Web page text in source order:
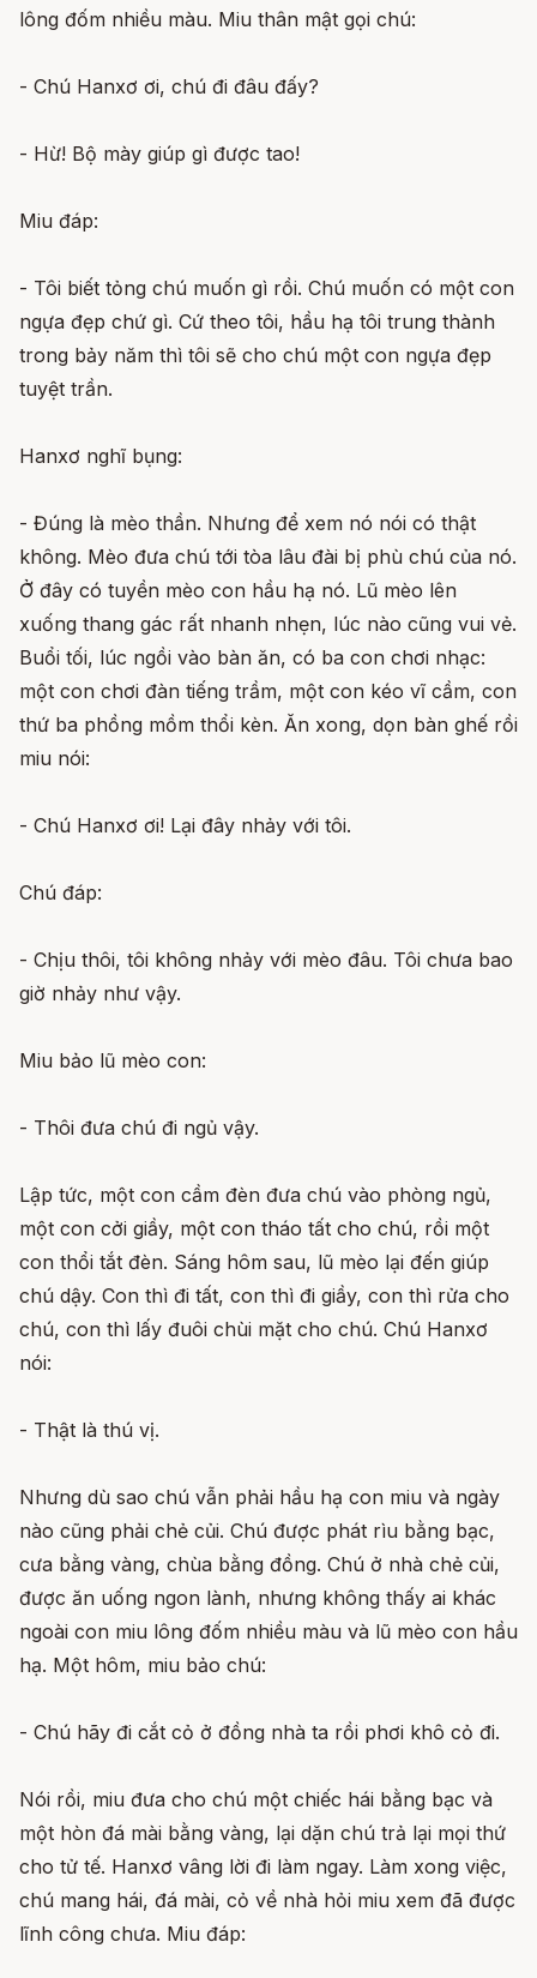
lông đốm nhiều màu. Miu thân mật gọi chú:
- Chú Hanxơ ơi, chú đi đâu đấy?
- Hừ! Bộ mày giúp gì được tao!
Miu đáp:
- Tôi biết tỏng chú muốn gì rồi. Chú muốn có một con
ngựa đẹp chứ gì. Cứ theo tôi, hầu hạ tôi trung thành
trong bảy năm thì tôi sẽ cho chú một con ngựa đẹp
tuyệt trần.
Hanxơ nghĩ bụng:
- Đúng là mèo thần. Nhưng để xem nó nói có thật
không. Mèo đưa chú tới tòa lâu đài bị phù chú của nó.
Ở đây có tuyền mèo con hầu hạ nó. Lũ mèo lên
xuống thang gác rất nhanh nhẹn, lúc nào cũng vui vẻ.
Buổi tối, lúc ngồi vào bàn ăn, có ba con chơi nhạc:
một con chơi đàn tiếng trầm, một con kéo vĩ cầm, con
thứ ba phồng mồm thổi kèn. Ăn xong, dọn bàn ghế rồi
miu nói:
- Chú Hanxơ ơi! Lại đây nhảy với tôi.
Chú đáp:
- Chịu thôi, tôi không nhảy với mèo đâu. Tôi chưa bao
giờ nhảy như vậy.
Miu bảo lũ mèo con:
- Thôi đưa chú đi ngủ vậy.
Lập tức, một con cầm đèn đưa chú vào phòng ngủ,
một con cởi giầy, một con tháo tất cho chú, rồi một
con thổi tắt đèn. Sáng hôm sau, lũ mèo lại đến giúp
chú dậy. Con thì đi tất, con thì đi giầy, con thì rửa cho
chú, con thì lấy đuôi chùi mặt cho chú. Chú Hanxơ
nói:
- Thật là thú vị.
Nhưng dù sao chú vẫn phải hầu hạ con miu và ngày
nào cũng phải chẻ củi. Chú được phát rìu bằng bạc,
cưa bằng vàng, chùa bằng đồng. Chú ở nhà chẻ củi,
được ăn uống ngon lành, nhưng không thấy ai khác
ngoài con miu lông đốm nhiều màu và lũ mèo con hầu
hạ. Một hôm, miu bảo chú:
- Chú hãy đi cắt cỏ ở đồng nhà ta rồi phơi khô cỏ đi.
Nói rồi, miu đưa cho chú một chiếc hái bằng bạc và
một hòn đá mài bằng vàng, lại dặn chú trả lại mọi thứ
cho tử tế. Hanxơ vâng lời đi làm ngay. Làm xong việc,
chú mang hái, đá mài, cỏ về nhà hỏi miu xem đã được
lĩnh công chưa. Miu đáp: